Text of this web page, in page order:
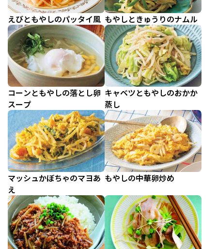
えびともやしのパッタイ風 もやしときゅうりのナムル
コーンともやしの落とし卵
スープ
キャベツともやしのおかか
蒸し
マッシュかぼちゃのマヨあ
え
もやしの中華卵炒め